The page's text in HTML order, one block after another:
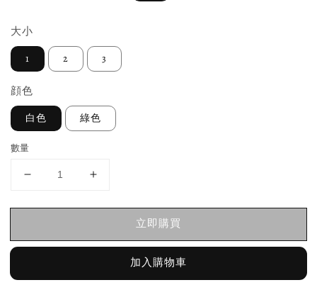
大小
1 2 3
顔色
白色 綠色
數量
立即購買
加入購物車